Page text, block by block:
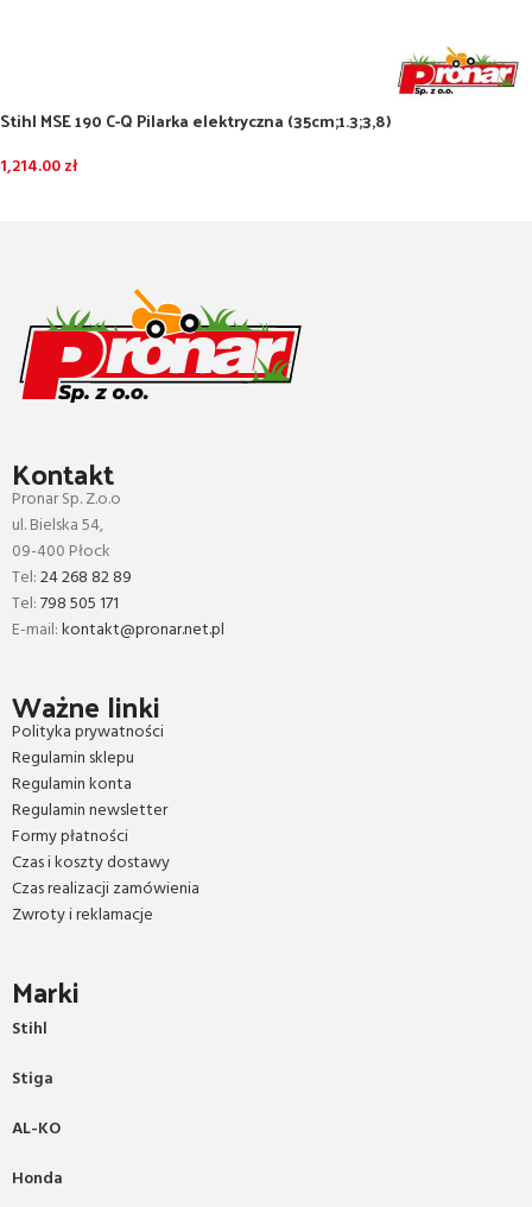
Stihl MSE 190 C-Q Pilarka elektryczna (35cm;1.3;3,8)
1,214.00zł
Kontakt
Pronar Sp. Z.o.o
ul. Bielska 54,
09-400 Płock
Tel:24 268 82 89
Tel:798 505 171
E-mail:kontakt@pronar.net.pl
Ważne linki
Polityka prywatności
Regulamin sklepu
Regulamin konta
Regulamin newsletter
Formy płatności
Czas i koszty dostawy
Czas realizacji zamówienia
Zwroty i reklamacje
Marki
Stihl
Stiga
AL-KO
Honda